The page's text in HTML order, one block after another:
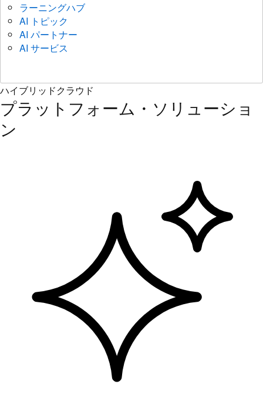
ラーニングハブ
AI トピック
AI パートナー
AI サービス
ハイブリッドクラウド
プラットフォーム・ソリューショ
ン